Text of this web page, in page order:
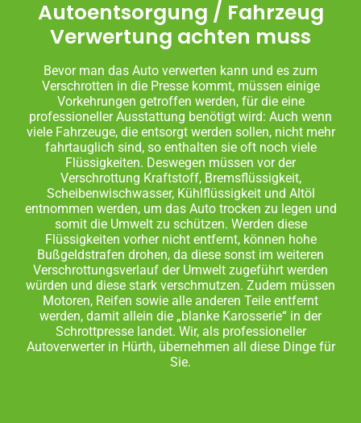
Autoentsorgung / Fahrzeug
Verwertung achten muss
Bevor man das Auto verwerten kann und es zum
Verschrotten in die Presse kommt, müssen einige
Vorkehrungen getroffen werden, für die eine
professioneller Ausstattung benötigt wird: Auch wenn
viele Fahrzeuge, die entsorgt werden sollen, nicht mehr
fahrtauglich sind, so enthalten sie oft noch viele
Flüssigkeiten. Deswegen müssen vor der
Verschrottung Kraftstoff, Bremsflüssigkeit,
Scheibenwischwasser, Kühlflüssigkeit und Altöl
entnommen werden, um das Auto trocken zu legen und
somit die Umwelt zu schützen. Werden diese
Flüssigkeiten vorher nicht entfernt, können hohe
Bußgeldstrafen drohen, da diese sonst im weiteren
Verschrottungsverlauf der Umwelt zugeführt werden
würden und diese stark verschmutzen. Zudem müssen
Motoren, Reifen sowie alle anderen Teile entfernt
werden, damit allein die „blanke Karosserie“ in der
Schrottpresse landet. Wir, als professioneller
Autoverwerter in Hürth, übernehmen all diese Dinge für
Sie.